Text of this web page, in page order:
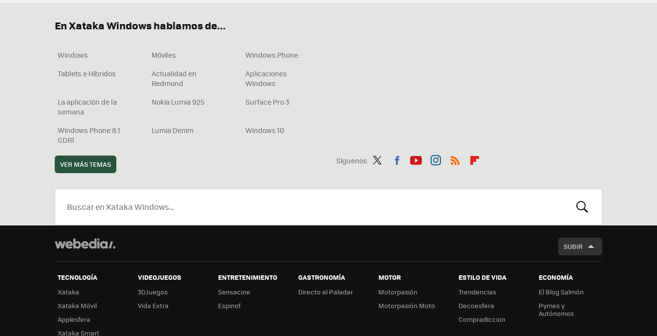
Síguenos
ter
ebo tub agr
boa
En Xataka Windows hablamos de...
Windows Móviles
Windows Phone
Tablets e Híbridos
Actualidad en
Redmond
Aplicaciones
Windows
La aplicación de la
semana
Nokia Lumia 925 Surface Pro 3
Windows Phone 8.1
GDR1
Lumia Denim Windows 10
VER MÁS TEMAS
BUSCAR
SUBIR
TECNOLOGÍA
Xataka
Xataka Móvil
Applesfera
Xataka Smart
VIDEOJUEGOS
3DJuegos
Vida Extra
ENTRETENIMIENTO
Sensacine
Espinof
GASTRONOMÍA
Directo al Paladar
MOTOR
Motorpasión
Motorpasión Moto
ESTILO DE VIDA
Trendencias
Decoesfera
Compradiccion
ECONOMÍA
El Blog Salmón
Pymes y
Autónomos